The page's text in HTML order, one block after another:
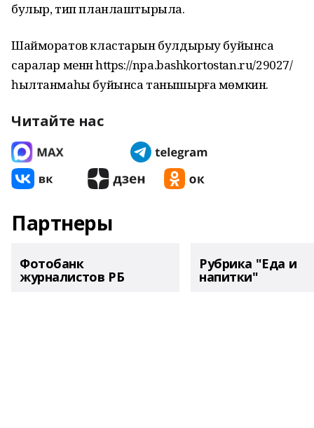
булыр, тип планлаштырыла.
Шайморатов кластарын булдырыу буйынса
саралар менән https://npa.bashkortostan.ru/29027/
һылтанмаһы буйынса танышырға мөмкин.
Читайте нас
Партнеры
Фотобанк
журналистов РБ
Рубрика "Еда и
напитки"